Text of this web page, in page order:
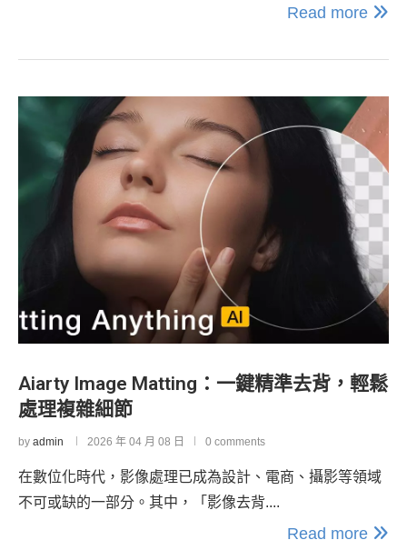
Read more
Aiarty Image Matting：一鍵精準去背，輕鬆
處理複雜細節
by admin 2026 年 04 月 08 日 0 comments
在數位化時代，影像處理已成為設計、電商、攝影等領域
不可或缺的一部分。其中，「影像去背....
Read more